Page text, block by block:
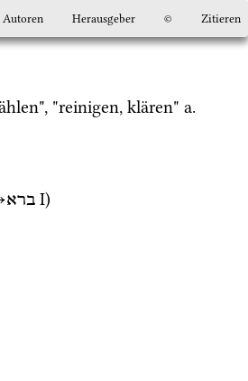
Autoren Herausgeber © Zitieren
"reinigen, klären" a.
ברא ‎ I)